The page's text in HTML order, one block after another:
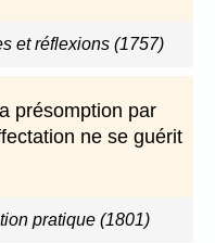
et réflexions (1757)
présomption par
ne se guérit
pratique (1801)